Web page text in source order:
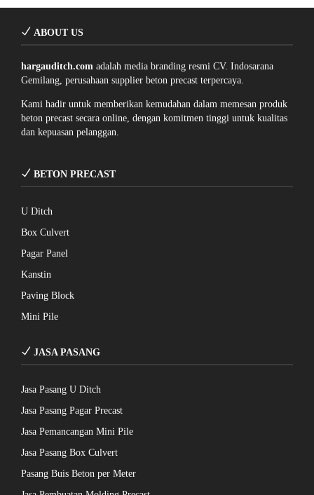
ABOUT US
hargauditch.com adalah media branding resmi CV. Indosarana
Gemilang, perusahaan supplier beton precast terpercaya.
Kami hadir untuk memberikan kemudahan dalam memesan produk
beton precast secara online, dengan komitmen tinggi untuk kualitas
dan kepuasan pelanggan.
BETON PRECAST
U Ditch
Box Culvert
Pagar Panel
Kanstin
Paving Block
Mini Pile
JASA PASANG
Jasa Pasang U Ditch
Jasa Pasang Pagar Precast
Jasa Pemancangan Mini Pile
Jasa Pasang Box Culvert
Pasang Buis Beton per Meter